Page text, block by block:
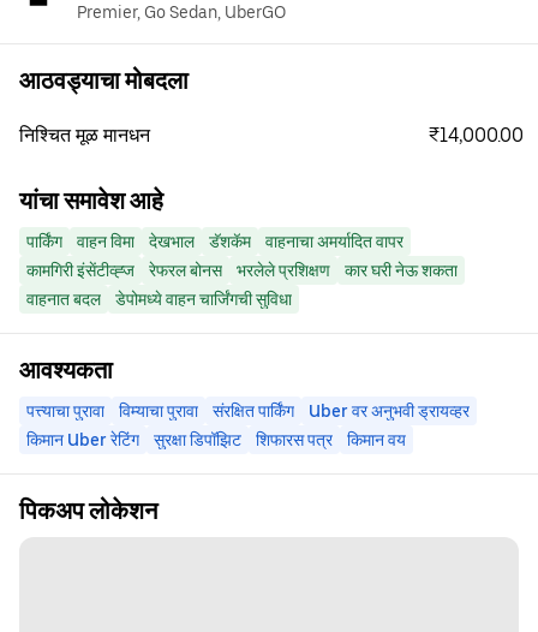
Premier, Go Sedan, UberGO
आठवड्याचा मोबदला
निश्चित मूळ मानधन ₹14,000.00
यांचा समावेश आहे
पार्किंग वाहन विमा देखभाल डॅशकॅम
वाहनाचा अमर्यादित वापर
कामगिरी इंसेंटीव्ह्ज
रेफरल बोनस भरलेले प्रशिक्षण
कार घरी नेऊ शकता
वाहनात बदल
डेपोमध्ये वाहन चार्जिंगची सुविधा
आवश्यकता
पत्त्याचा पुरावा विम्याचा पुरावा संरक्षित पार्किंग
Uber वर अनुभवी ड्रायव्हर
किमान Uber रेटिंग
सुरक्षा डिपॉझिट शिफारस पत्र किमान वय
पिकअप लोकेशन